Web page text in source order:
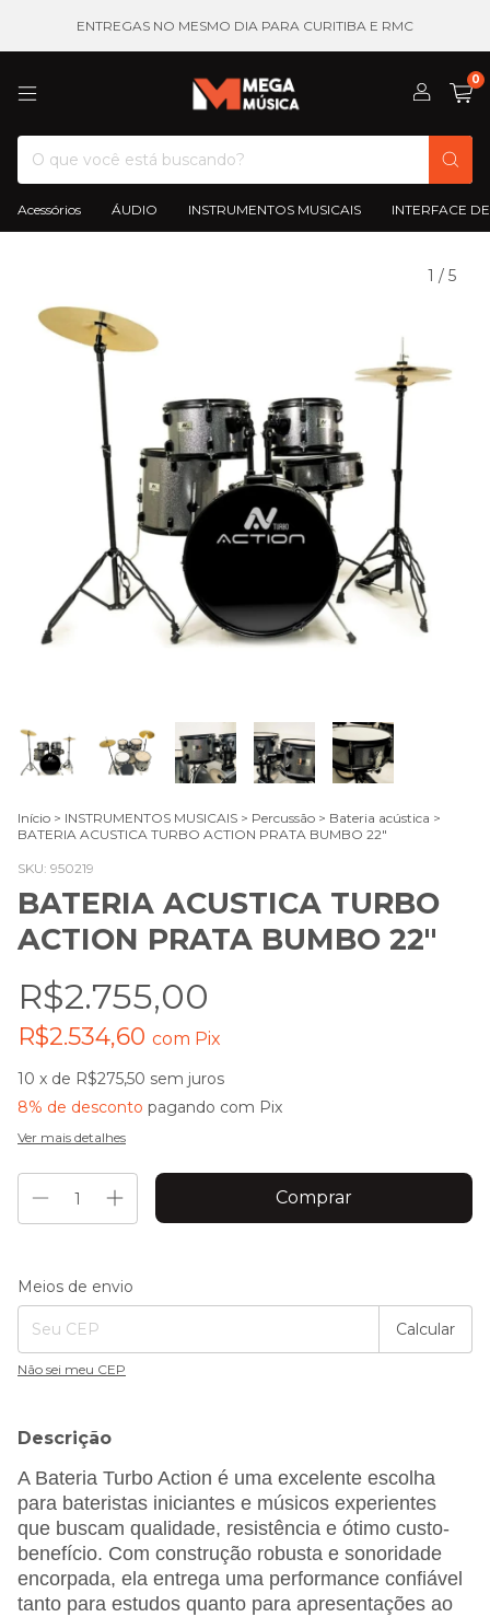
ENTREGAS NO MESMO DIA PARA CURITIBA E RMC
0
Acessórios ÁUDIO INSTRUMENTOS MUSICAIS INTERFACE
1 / 5
Início > INSTRUMENTOS MUSICAIS > Percussão > Bateria acústica >
BATERIA ACUSTICA TURBO ACTION PRATA BUMBO 22"
SKU: 950219
BATERIA ACUSTICA TURBO
ACTION PRATA BUMBO 22"
R$2.755,00
R$2.534,60 com Pix
10 x de R$275,50 sem juros
8% de desconto pagando com Pix
Ver mais detalhes
Entregas para o CEP:
Meios de envio
Calcular
Não sei meu CEP
Descrição
A Bateria Turbo Action é uma excelente escolha
para bateristas iniciantes e músicos experientes
que buscam qualidade, resistência e ótimo custo-
benefício. Com construção robusta e sonoridade
encorpada, ela entrega uma performance confiável
tanto para estudos quanto para apresentações ao